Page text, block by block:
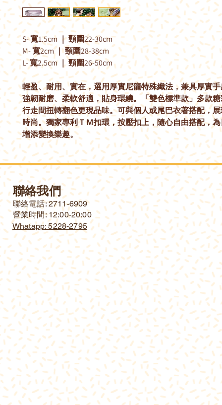
S- 寬1.5cm ｜ 頸圍22-30cm
M- 寬2cm ｜ 頸圍28-38cm
L- 寬2.5cm ｜ 頸圍26-50cm
輕盈、耐用、實在，選用厚實尼龍特殊織法，兼具厚實
強韌耐磨、柔軟舒適，貼身環繞。「雙色標準款」多款
行走間扭轉翻色更現品味。可與個人或尾巴衣著搭配，
時尚。獨家專利ＴＭ扣環，按壓扣上，隨心自由搭配，
增添變換樂趣。
聯絡我們
​聯絡電話: 2711-6909
營業時間: 12:00-20:00
Whatapp: 5228-2795